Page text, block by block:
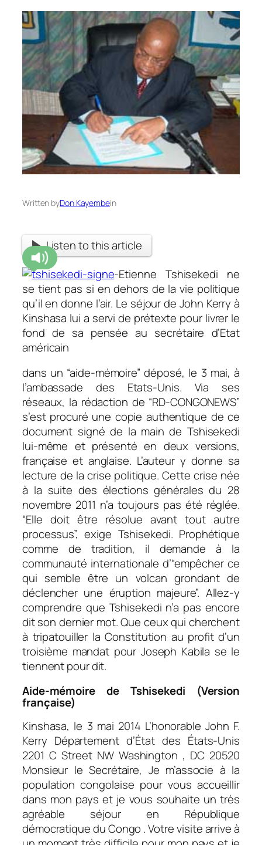
Written byDon Kayembein
Listen to this article
-Etienne Tshisekedi ne
se tient pas si en dehors de la vie politique
qu’il en donne l’air. Le séjour de John Kerry à
Kinshasa lui a servi de prétexte pour livrer le
fond de sa pensée au secrétaire d’Etat
américain
dans un “aide-mémoire” déposé, le 3 mai, à
l’ambassade des Etats-Unis. Via ses
réseaux, la rédaction de “RD-CONGONEWS”
s’est procuré une copie authentique de ce
document signé de la main de Tshisekedi
lui-même et présenté en deux versions,
française et anglaise. L’auteur y donne sa
lecture de la crise politique. Cette crise née
à la suite des élections générales du 28
novembre 2011 n’a toujours pas été réglée.
“Elle doit être résolue avant tout autre
processus”, exige Tshisekedi. Prophétique
comme de tradition, il demande à la
communauté internationale d’“empêcher ce
qui semble être un volcan grondant de
déclencher une éruption majeure”. Allez-y
comprendre que Tshisekedi n’a pas encore
dit son dernier mot. Que ceux qui cherchent
à tripatouiller la Constitution au profit d’un
troisième mandat pour Joseph Kabila se le
tiennent pour dit.
Aide-mémoire de Tshisekedi (Version
française)
Kinshasa, le 3 mai 2014 L’honorable John F.
Kerry Département d’État des États-Unis
2201 C Street NW Washington , DC 20520
Monsieur le Secrétaire, Je m’associe à la
population congolaise pour vous accueillir
dans mon pays et je vous souhaite un très
agréable séjour en République
démocratique du Congo . Votre visite arrive à